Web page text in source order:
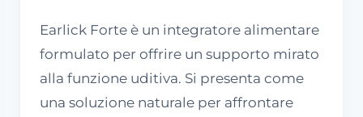
Earlick Forte è un integratore alimentare
formulato per offrire un supporto mirato
alla funzione uditiva. Si presenta come
una soluzione naturale per affrontare